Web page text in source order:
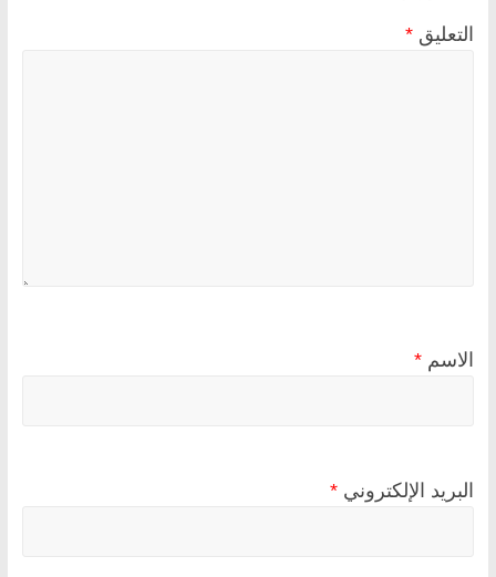
التعليق *
الاسم *
البريد الإلكتروني *